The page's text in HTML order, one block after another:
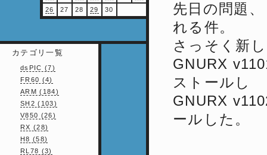
26
27 28 29 30
カテゴリ一覧
dsPIC (7)
FR60 (4)
ARM (184)
SH2 (103)
V850 (26)
RX (28)
H8 (58)
RL78 (3)
先日の問題
れる件。
さっそく新
GNURX
ストールし
GNURX
ールした。